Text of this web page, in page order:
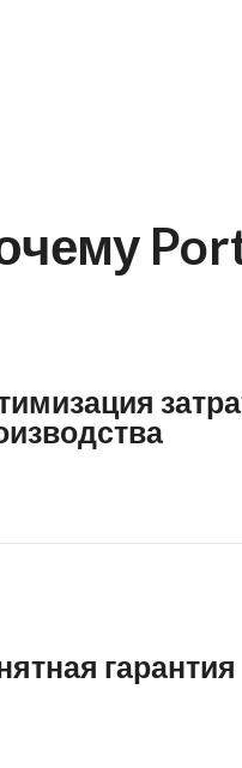
гарантия